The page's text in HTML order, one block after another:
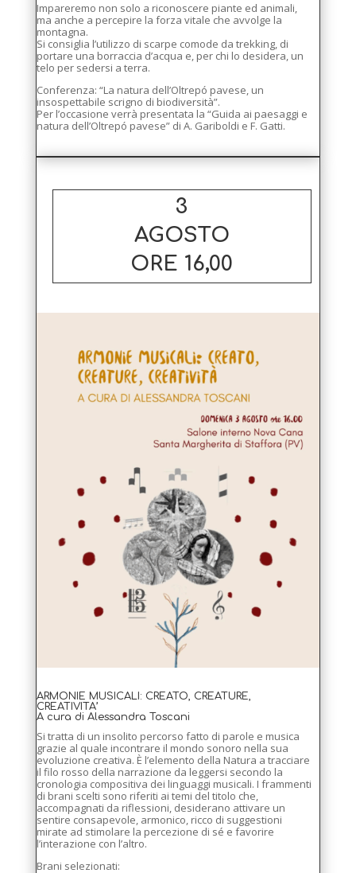
Impareremo non solo a riconoscere piante ed animali,
ma anche a percepire la forza vitale che avvolge la
montagna.
Si consiglia l’utilizzo di scarpe comode da trekking, di
portare una borraccia d’acqua e, per chi lo desidera, un
telo per sedersi a terra.
Conferenza: “La natura dell’Oltrepó pavese, un
insospettabile scrigno di biodiversità”.
Per l’occasione verrà presentata la “Guida ai paesaggi e
natura dell’Oltrepó pavese” di A. Gariboldi e F. Gatti.
3
AGOSTO
ORE 16,00
ARMONIE MUSICALI: CREATO, CREATURE,
CREATIVITA’
A cura di Alessandra Toscani
Si tratta di un insolito percorso fatto di parole e musica
grazie al quale incontrare il mondo sonoro nella sua
evoluzione creativa. È l’elemento della Natura a tracciare
il filo rosso della narrazione da leggersi secondo la
cronologia compositiva dei linguaggi musicali. I frammenti
di brani scelti sono riferiti ai temi del titolo che,
accompagnati da riflessioni, desiderano attivare un
sentire consapevole, armonico, ricco di suggestioni
mirate ad stimolare la percezione di sé e favorire
l’interazione con l’altro.
Brani selezionati: